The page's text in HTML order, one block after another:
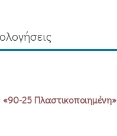
«90-25 Πλαστικοποιημένη»